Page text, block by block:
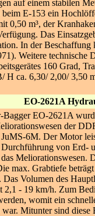
auf einem stabilen
beim E-153 ein
0,50 m³, der
Das
In der Beschaffung
Weitere technische
160 Grad,
H ca. 6,30/ 2,00/ 3,50
EO-2621A
Bagger EO-2621A
der
6M. Der Motor
von Erd-
Meliorationswesen.
max. Grabtiefe
Volumen des
2,1 - 19 km/h. Zum
womit ein
Mitunter sind diese